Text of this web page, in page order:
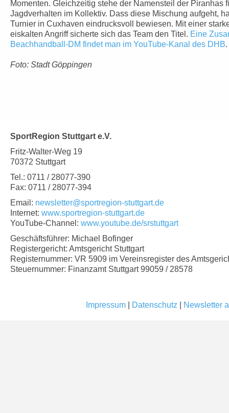
Momenten. Gleichzeitig stehe der Namensteil der Piranhas
Jagdverhalten im Kollektiv. Dass diese Mischung aufgeht,
Turnier in Cuxhaven eindrucksvoll bewiesen. Mit einer
eiskalten Angriff sicherte sich das Team den Titel. Eine
Beachhandball-DM findet man im YouTube-Kanal des DHB.
Foto: Stadt Göppingen
SportRegion Stuttgart e.V.
Fritz-Walter-Weg 19
70372 Stuttgart
Tel.: 0711 / 28077-390
Fax: 0711 / 28077-394
Email: newsletter@sportregion-stuttgart.de
Internet: www.sportregion-stuttgart.de
YouTube-Channel: www.youtube.de/srstuttgart
Geschäftsführer: Michael Bofinger
Registergericht: Amtsgericht Stuttgart
Registernummer: VR 5909 im Vereinsregister des
Steuernummer: Finanzamt Stuttgart 99059 / 28578
Impressum Datenschutz Newsletter